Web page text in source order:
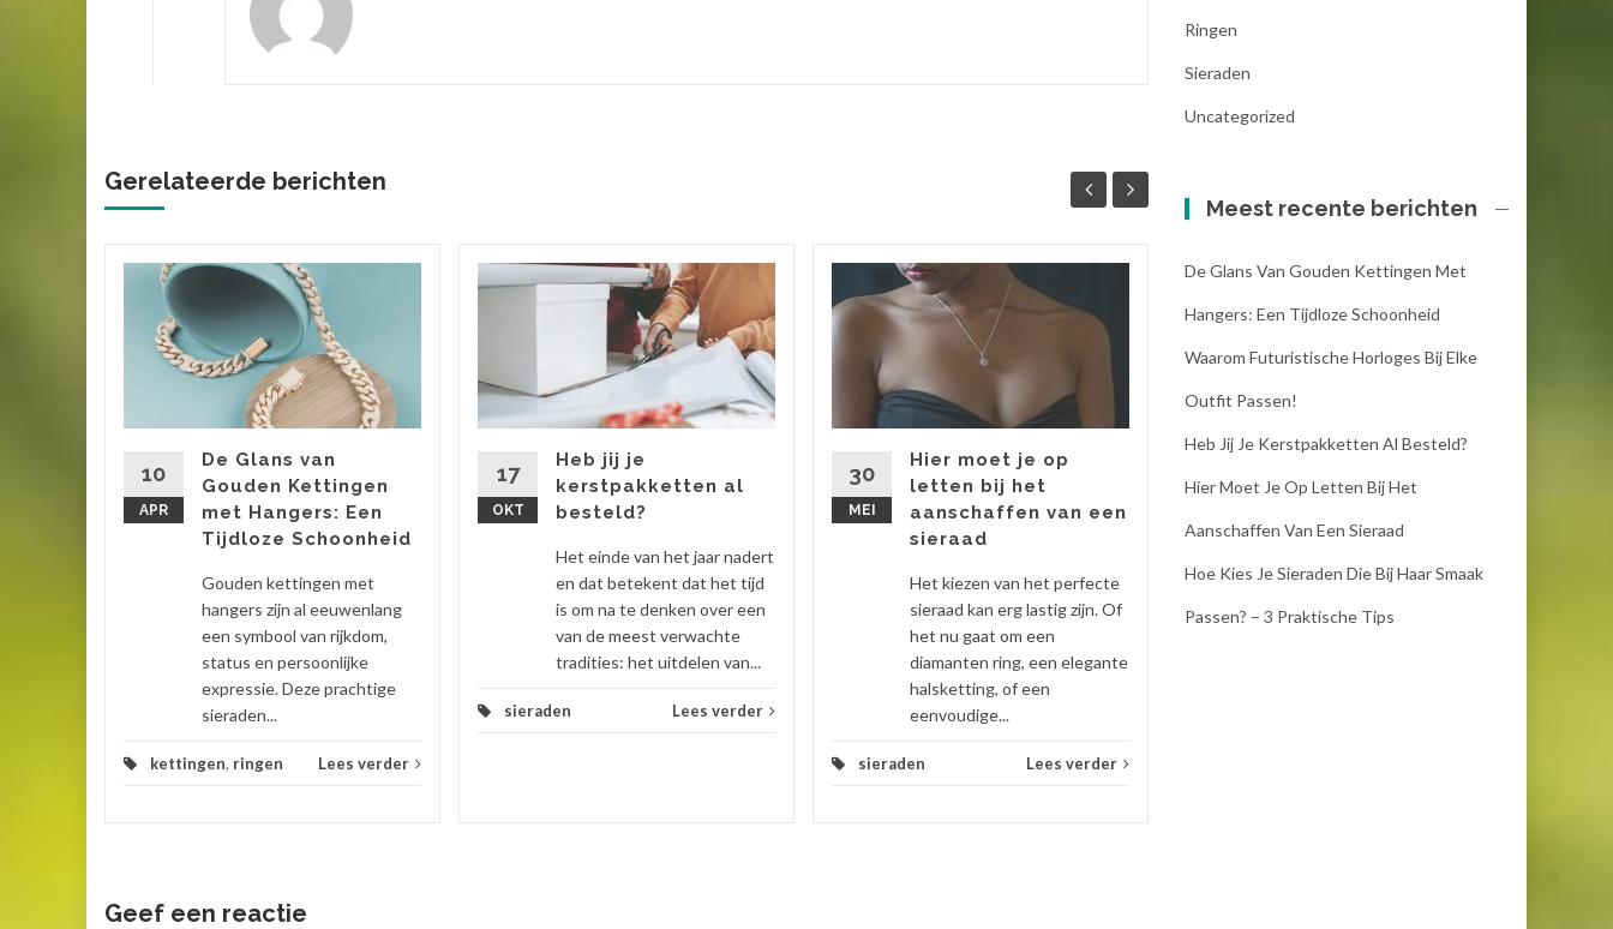
Gerelateerde berichten
10
APR
De Glans van
Gouden Kettingen
met Hangers: Een
Tijdloze Schoonheid
Gouden kettingen met
hangers zijn al eeuwenlang
een symbool van rijkdom,
status en persoonlijke
expressie. Deze prachtige
sieraden...
kettingen, ringen Lees verder
17
OKT
Heb jij je
kerstpakketten al
besteld?
Het einde van het jaar nadert
en dat betekent dat het tijd
is om na te denken over een
van de meest verwachte
tradities: het uitdelen van...
sieraden Lees verder
30
MEI
Hier moet je op
letten bij het
aanschaffen van een
sieraad
Het kiezen van het perfecte
sieraad kan erg lastig zijn. Of
het nu gaat om een
diamanten ring, een elegante
halsketting, of een
eenvoudige...
sieraden Lees verder
16
steel je de show
tijdens de
weg, maar vergis je niet. De
bomen en voor je het weet
staan de feestdagen voor...
kettingen,sieraden Lees verder
Geef een reactie
Ringen
Sieraden
Uncategorized
Meest recente berichten
De Glans Van Gouden Kettingen Met
Hangers: Een Tijdloze Schoonheid
Waarom Futuristische Horloges Bij Elke
Outfit Passen!
Heb Jij Je Kerstpakketten Al Besteld?
Hier Moet Je Op Letten Bij Het
Aanschaffen Van Een Sieraad
Hoe Kies Je Sieraden Die Bij Haar Smaak
Passen? – 3 Praktische Tips